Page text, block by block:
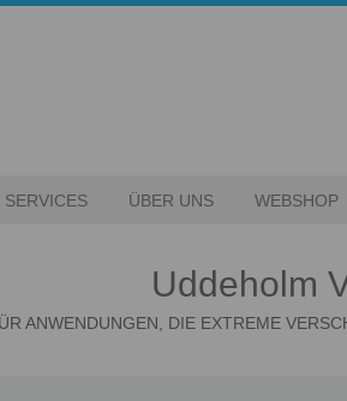
SERVICES ÜBER UNS WEBSHOP
Uddeholm
ANWENDUNGEN, DIE EXTREME